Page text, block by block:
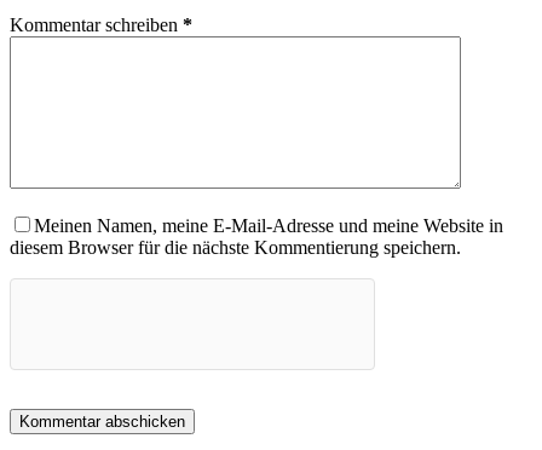
Kommentar schreiben *
Meinen Namen, meine E-Mail-Adresse und meine Website in
diesem Browser für die nächste Kommentierung speichern.
Kommentar abschicken